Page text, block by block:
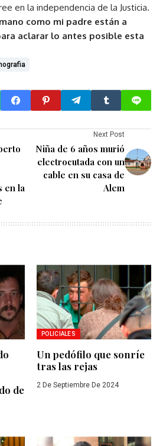
en la independencia de la Justicia.
como mi padre están a
aclarar lo antes posible esta
en la
Next Post
Niña de 6 años murió
electrocutada con un
cable en su casa de
Alem
de
POLICIALES
Un pedófilo que sonríe
tras las rejas
2 De Septiembre De 2024